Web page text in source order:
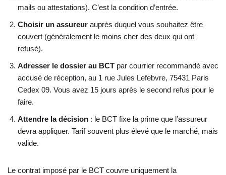
mails ou attestations). C’est la condition d’entrée.
Choisir un assureur auprès duquel vous souhaitez être
couvert (généralement le moins cher des deux qui ont
refusé).
Adresser le dossier au BCT par courrier recommandé avec
accusé de réception, au 1 rue Jules Lefebvre, 75431 Paris
Cedex 09. Vous avez 15 jours après le second refus pour le
faire.
Attendre la décision : le BCT fixe la prime que l’assureur
devra appliquer. Tarif souvent plus élevé que le marché, mais
valide.
Le contrat imposé par le BCT couvre uniquement la